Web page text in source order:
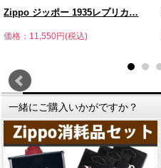
Zippo ジッポー 1935レプリカ…
価格：11,550円(税込)
一緒にご購入いかがですか？